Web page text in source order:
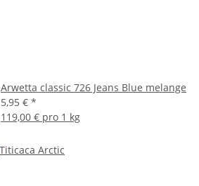
Arwetta classic 726 Jeans Blue melange
5,95 € *
119,00 € pro 1 kg